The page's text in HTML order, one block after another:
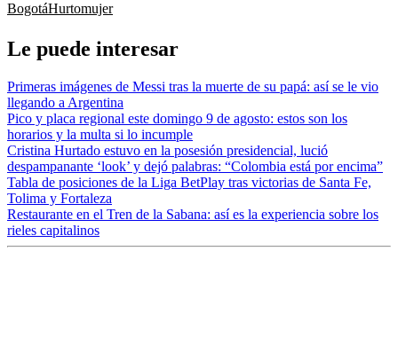
BogotáHurtomujer
Le puede interesar
Primeras imágenes de Messi tras la muerte de su papá: así se le vio
llegando a Argentina
Pico y placa regional este domingo 9 de agosto: estos son los
horarios y la multa si lo incumple
Cristina Hurtado estuvo en la posesión presidencial, lució
despampanante ‘look’ y dejó palabras: “Colombia está por encima”
Tabla de posiciones de la Liga BetPlay tras victorias de Santa Fe,
Tolima y Fortaleza
Restaurante en el Tren de la Sabana: así es la experiencia sobre los
rieles capitalinos